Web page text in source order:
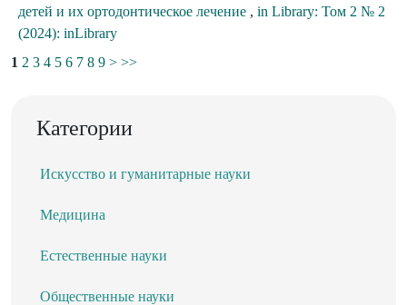
детей и их ортодонтическое лечение , in Library: Том 2 № 2
(2024): inLibrary
1 2 3 4 5 6 7 8 9 > >>
Категории
Искусство и гуманитарные науки
Медицина
Естественные науки
Общественные науки